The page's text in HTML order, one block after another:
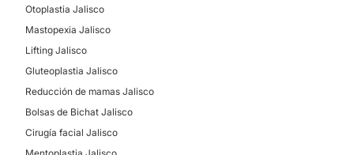
Otoplastia Jalisco
Mastopexia Jalisco
Lifting Jalisco
Gluteoplastia Jalisco
Reducción de mamas Jalisco
Bolsas de Bichat Jalisco
Cirugía facial Jalisco